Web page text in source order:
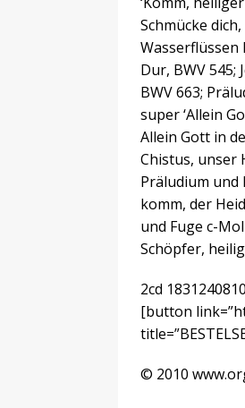
Schmücke
Wasserflüssen
Dur, BWV 545;
BWV 663;
super ‘Allein
Allein Gott in
Chistus, unser
Präludium und
komm, der
und Fuge c-
Schöpfer,
2cd
[button
© 2010